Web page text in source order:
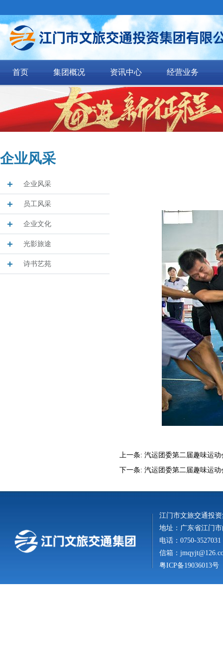
首页 集团概况 资讯中心 经营业务
企业风采
企业风采
员工风采
企业文化
光影旅途
诗书艺苑
上一条: 汽运团委第二届趣味运动
下一条: 汽运团委第二届趣味运动
江门市文旅交通投
地址：广东省江门
电话：0750-
信箱：
粤ICP备19036013号